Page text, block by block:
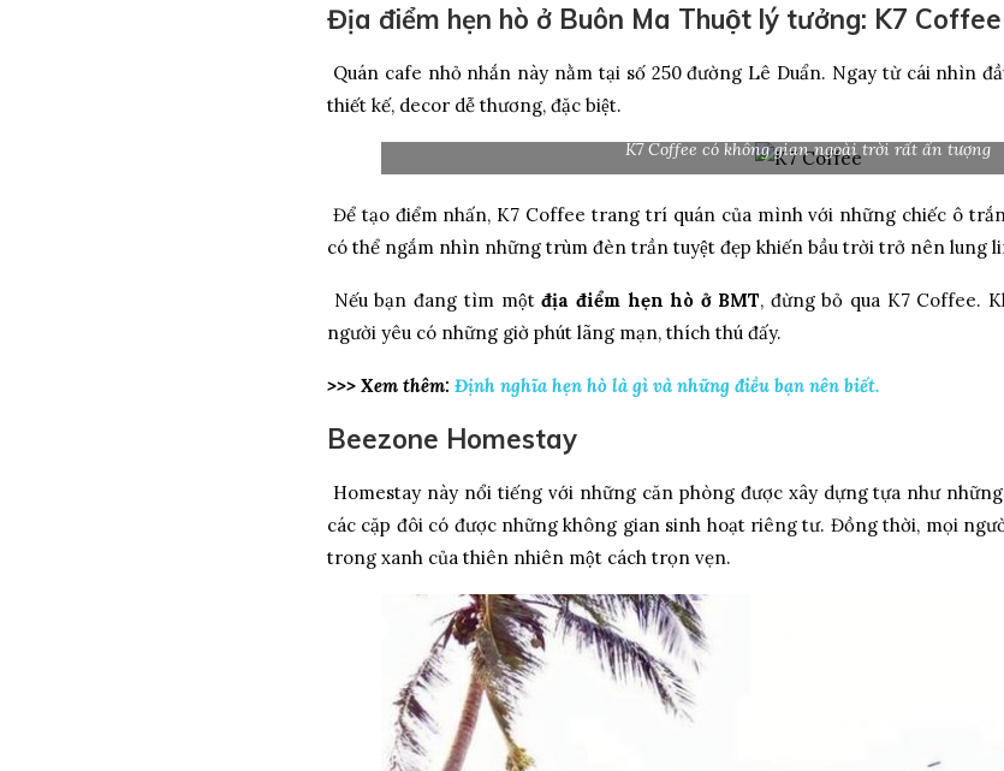
Địa điểm hẹn hò ở Buôn Ma Thuột lý tưởng: K7 Coffee
Quán cafe nhỏ nhắn này nằm tại số 250 đường Lê Duẩn. Ngay từ cái nhìn
thiết kế, decor dễ thương, đặc biệt.
K7 Coffee có không gian ngoài trời rất ấn tượng
Để tạo điểm nhấn, K7 Coffee trang trí quán của mình với những chiếc ô
có thể ngắm nhìn những trùm đèn trần tuyệt đẹp khiến bầu trời trở nên lung
Nếu bạn đang tìm mộtđịa điểm hẹn hò ở BMT, đừng bỏ qua K7 Coffee.
người yêu có những giờ phút lãng mạn, thích thú đấy.
>>> Xem thêm: Định nghĩa hẹn hò là gì và những điều bạn nên biết.
Beezone Homestay
Homestay này nổi tiếng với những căn phòng được xây dựng tựa như
các cặp đôi có được những không gian sinh hoạt riêng tư. Đồng thời, mọi
trong xanh của thiên nhiên một cách trọn vẹn.